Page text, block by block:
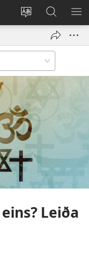
Tungumál
Innskrá
(opnast
glugga)
Leit
á
JW.ORG
Leiða